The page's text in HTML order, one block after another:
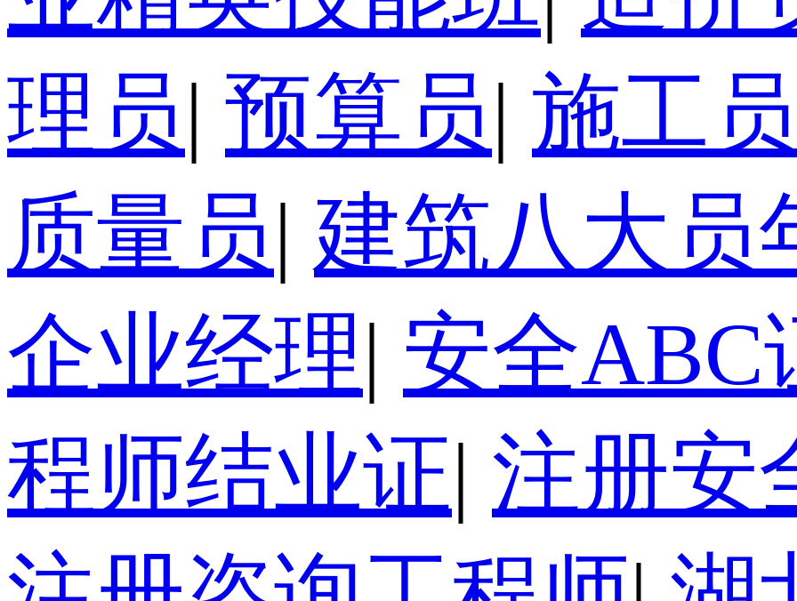
理员| 预算员| 施工
质量员| 建筑八大员
企业经理| 安全ABC
程师结业证| 注册安